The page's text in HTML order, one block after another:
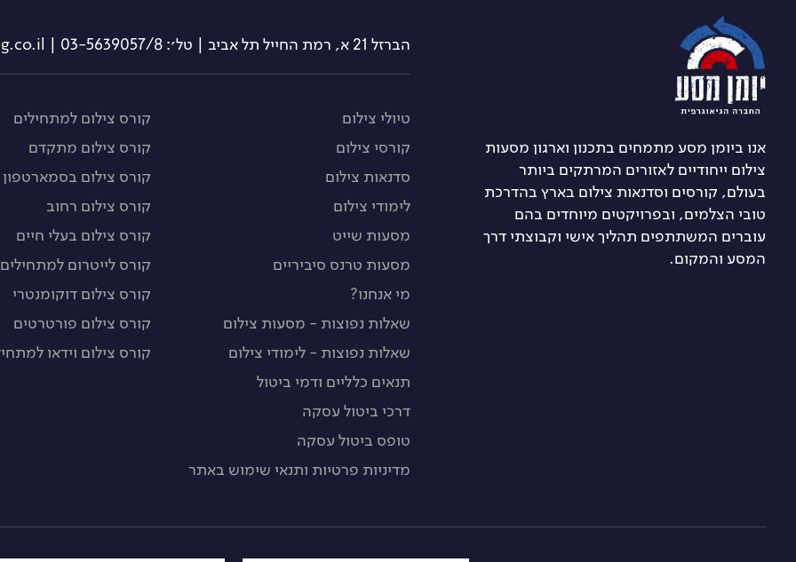
אנו ביומן מסע מתמחים בתכנון וארגון מסעות
צילום ייחודיים לאזורים המרתקים ביותר
בעולם, קורסים וסדנאות צילום בארץ בהדרכת
טובי הצלמים, ובפרויקטים מיוחדים בהם
עוברים המשתתפים תהליך אישי וקבוצתי דרך
המסע והמקום.
הברזל 21 א, רמת החייל תל אביב | טל׳: 03-5639057/8 | info@travelog.co.il
טיולי צילום
קורסי צילום
סדנאות צילום
לימודי צילום
מסעות שייט
מסעות טרנס סיביריים
מי אנחנו?
שאלות נפוצות - מסעות צילום
שאלות נפוצות - לימודי צילום
תנאים כלליים ודמי ביטול
דרכי ביטול עסקה
טופס ביטול עסקה
מדיניות פרטיות ותנאי שימוש באתר
קורס צילום למתחילים
קורס צילום מתקדם
קורס צילום בסמארטפון
קורס צילום רחוב
קורס צילום בעלי חיים
קורס לייטרום למתחילים
קורס צילום דוקומנטרי
קורס צילום פורטרטים
קורס צילום וידאו